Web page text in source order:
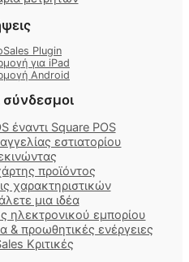
Plugin
για iPad
Android
σύνδεσμοι
έναντι Square POS
εστιατορίου
προϊόντος
χαρακτηριστικών
μια ιδέα
ηλεκτρονικού εμπορίου
& προωθητικές ενέργειες
Κριτικές